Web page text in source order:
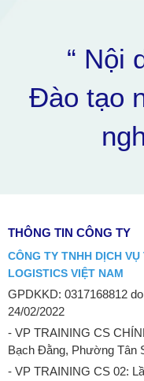
“ Nội
Đào tạo
THÔNG TIN CÔNG TY
CÔNG TY TNHH DỊCH
LOGISTICS VIỆT NAM
GPDKKD: 0317168812
24/02/2022
- VP TRAINING CS
Bạch Đằng, Phường Tân
- VP TRAINING CS 02: